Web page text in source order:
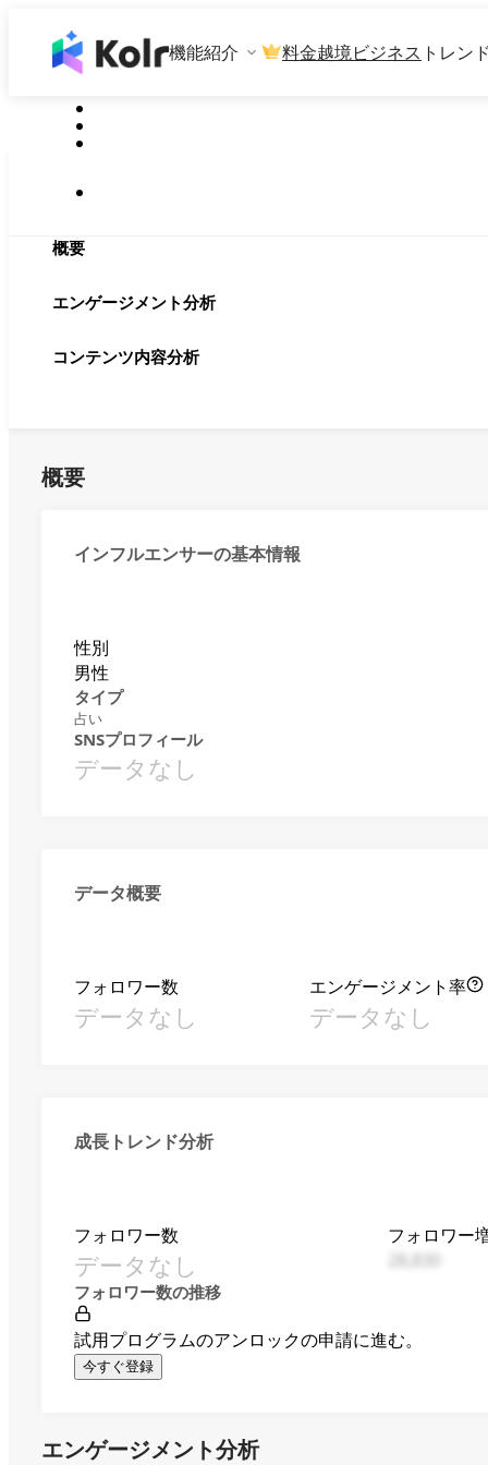
機能紹介 料金越境ビジネス トレン
概要
エンゲージメント分析
コンテンツ内容分析
概要
インフルエンサーの基本情報
性別
男性
タイプ
占い
SNSプロフィール
データなし
データ概要
フォロワー数
データなし
エンゲージメント率
データなし
成長トレンド分析
フォロワー数
データなし
フォロワー
フォロワー数の推移
試用プログラムのアンロックの申請に進む。
今すぐ登録
エンゲージメント分析